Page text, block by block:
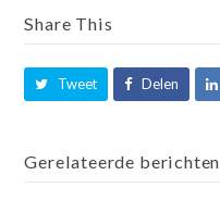
Share This
Tweet Delen
Gerelateerde berichten